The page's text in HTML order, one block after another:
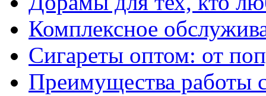
Комплексное
Сигареты оптом: от
Преимущества работы